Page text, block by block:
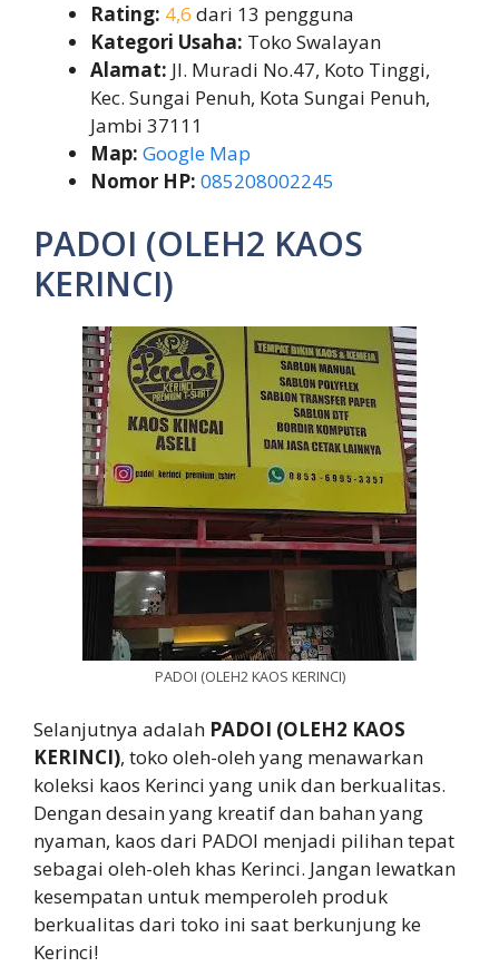
Rating: 4,6 dari 13 pengguna
Kategori Usaha: Toko Swalayan
Alamat: Jl. Muradi No.47, Koto Tinggi,
Kec. Sungai Penuh, Kota Sungai Penuh,
Jambi 37111
Map: Google Map
Nomor HP: 085208002245
PADOI (OLEH2 KAOS
KERINCI)
PADOI (OLEH2 KAOS KERINCI)
Selanjutnya adalah PADOI (OLEH2 KAOS
KERINCI), toko oleh-oleh yang menawarkan
koleksi kaos Kerinci yang unik dan berkualitas.
Dengan desain yang kreatif dan bahan yang
nyaman, kaos dari PADOI menjadi pilihan tepat
sebagai oleh-oleh khas Kerinci. Jangan lewatkan
kesempatan untuk memperoleh produk
berkualitas dari toko ini saat berkunjung ke
Kerinci!